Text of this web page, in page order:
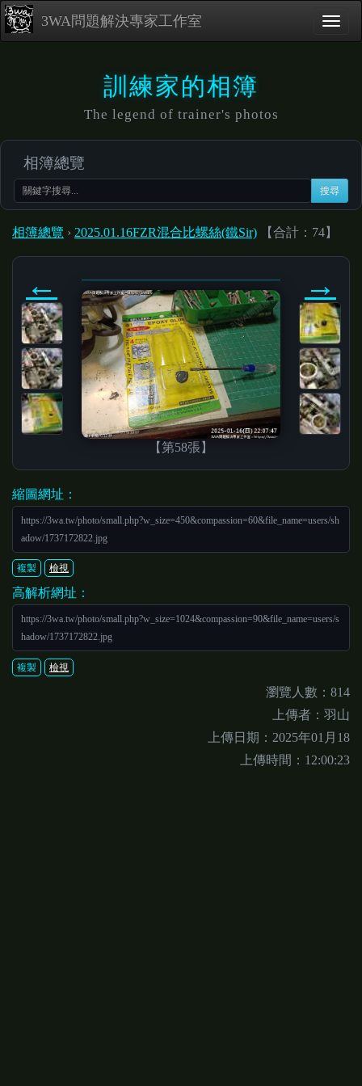
3WA問題解決專家工作室
訓練家的相簿
The legend of trainer's photos
相簿總覽
搜尋
相簿總覽 › 2025.01.16FZR混合比螺絲(鐵Sir) 【合計：74】
←
【第58張】
→
縮圖網址：
https://3wa.tw/photo/small.php?w_size=450&compassion=60&file_name=users/sh
adow/1737172822.jpg
複製 檢視
高解析網址：
https://3wa.tw/photo/small.php?w_size=1024&compassion=90&file_name=users/s
hadow/1737172822.jpg
複製 檢視
瀏覽人數：814
上傳者：羽山
上傳日期：2025年01月18
上傳時間：12:00:23